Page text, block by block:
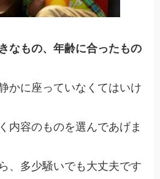
なもの、年齢に合ったもの
かに座っていなくてはいけ
内容のものを選んであげま
、多少騒いでも大丈夫です